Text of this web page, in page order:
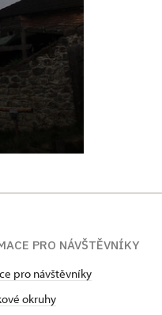
PRO NÁVŠTĚVNÍKY
pro návštěvníky
okruhy